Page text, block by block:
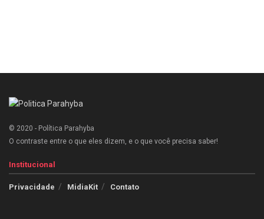
© 2020 - Política Parahyba
O contraste entre o que eles dizem, e o que você precisa saber!
Institucional
Privacidade MidiaKit Contato